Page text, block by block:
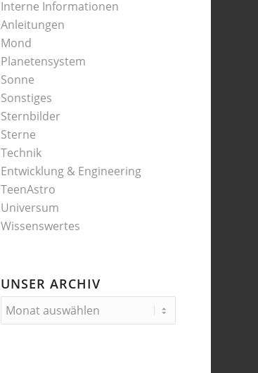
Interne Informationen
Anleitungen
Mond
Planetensystem
Sonne
Sonstiges
Sternbilder
Sterne
Technik
Entwicklung & Engineering
TeenAstro
Universum
Wissenswertes
UNSER ARCHIV